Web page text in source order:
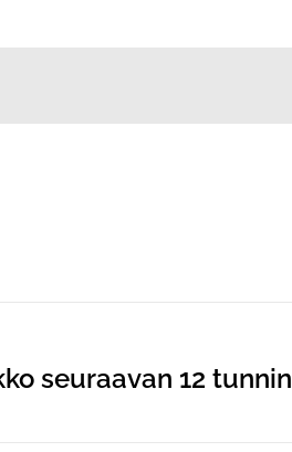
seuraavan 12 tunnin